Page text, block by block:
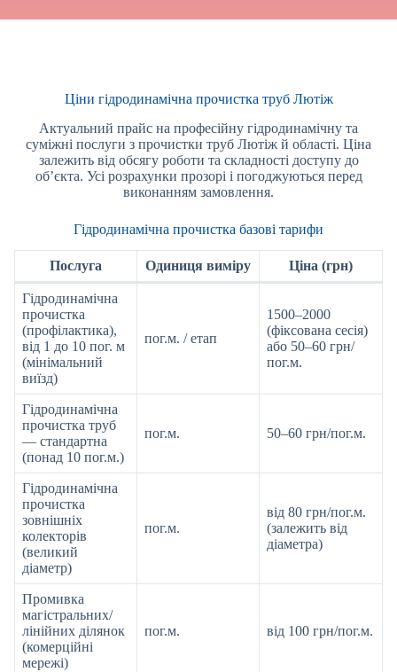
Ціни гідродинамічна прочистка труб Лютіж
Актуальний прайс на професійну гідродинамічну та
суміжні послуги з прочистки труб Лютіж й області. Ціна
залежить від обсягу роботи та складності доступу до
об’єкта. Усі розрахунки прозорі і погоджуються перед
виконанням замовлення.
Гідродинамічна прочистка базові тарифи
Послуга Одиниця виміру Ціна (грн)
Гідродинамічна
прочистка
(профілактика),
від 1 до 10 пог. м
(мінімальний
виїзд)
пог.м. / етап
1500–2000
(фіксована сесія)
або 50–60 грн/
пог.м.
Гідродинамічна
прочистка труб
— стандартна
(понад 10 пог.м.)
пог.м. 50–60 грн/пог.м.
Гідродинамічна
прочистка
зовнішніх
колекторів
(великий
діаметр)
пог.м.
від 80 грн/пог.м.
(залежить від
діаметра)
Промивка
магістральних/
лінійних ділянок
(комерційні
мережі)
пог.м. від 100 грн/пог.м.